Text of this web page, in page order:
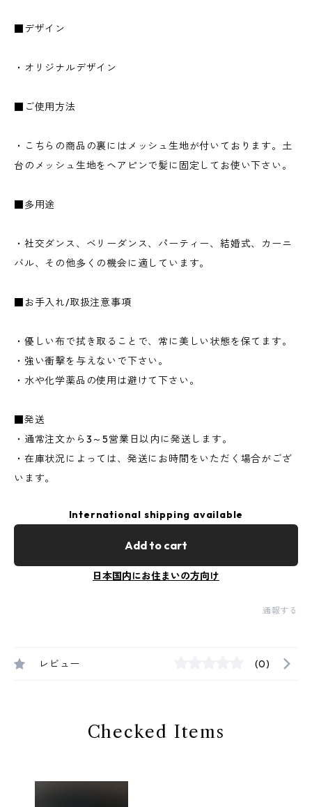
■デザイン
・オリジナルデザイン
■ご使用方法
・こちらの商品の裏にはメッシュ生地が付いております。土
台のメッシュ生地をヘアピンで髪に固定してお使い下さい。
■多用途
・社交ダンス、ベリーダンス、パーティー、結婚式、カーニ
バル、その他多くの機会に適しています。
■お手入れ/取扱注意事項
・優しい布で拭き取ることで、常に美しい状態を保てます。
・強い衝撃を与えないで下さい。
・水や化学薬品の使用は避けて下さい。
■発送
・通常注文から3～5営業日以内に発送します。
・在庫状況によっては、発送にお時間をいただく場合がござ
います。
International shipping available
Add to cart
日本国内にお住まいの方向け
通報する
レビュー (0)
Checked Items